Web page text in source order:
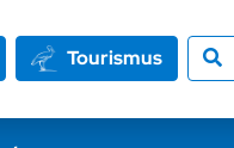
Tourismus